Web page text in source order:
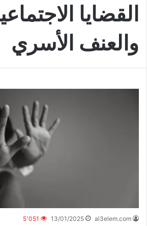
القضايا
والعنف الأسري
al3elem.com
13/01/2025 5٬051